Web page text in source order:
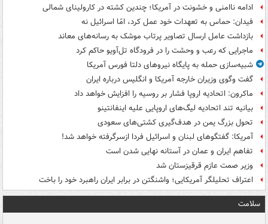
ادامه ناامنی و خشونت در آمریکا؛ چندین کشته در کارولینای شمالی
فیدان: حماس به تعهدات خود عمل کرد، امّا اسرائیل نه
بازداشت عامل ارسال تصاویر پرتاب موشک به رسانه‌های معاند
ماجرایی که رعب و وحشت را در فرودگاه تل‌آویو حاکم کرد
شبیه‌سازی حمله به پایگاه نیروهای دلتا فورس آمریکا
گفت وگوی وزیران خارجه آمریکا و انگلیس درباره ایران
ماکرون: اتحادیه اروپا فشار بر روسیه را افزایش خواهد داد
بیانیه تند اتحادیه لیگ‌های اروپایی علیه اینفانتینو
تحول بزرگ یمن در هدف‌گیری کشتی‌های سعودی
آمریکا: گفتگوهای لبنان و اسرائیل فردا ازسرگرفته خواهد شد!
تفاهم ایران و عمان در آستانه نهایی شدن است
وزیر صمت عازم قرقیزستان شد
اعتراف تحلیلگر آمریکایی؛ واشنگتن در برابر ایران راهبرد خود را باخت
سلامت